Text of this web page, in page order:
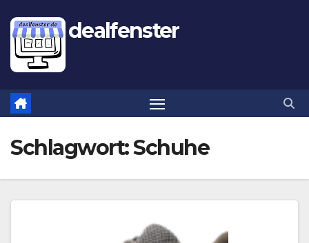
dealfenster
Schlagwort:Schuhe